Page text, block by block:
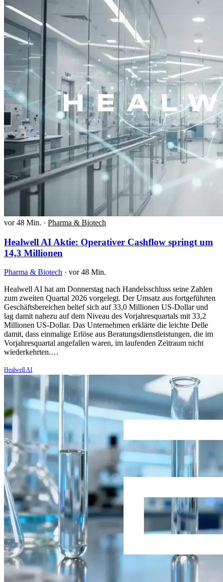
vor 48 Min. · Pharma & Biotech
Healwell AI Aktie: Operativer Cashflow springt um
14,3 Millionen
Pharma & Biotech · vor 48 Min.
Healwell AI hat am Donnerstag nach Handelsschluss seine Zahlen
zum zweiten Quartal 2026 vorgelegt. Der Umsatz aus fortgeführten
Geschäftsbereichen belief sich auf 33,0 Millionen US-Dollar und
lag damit nahezu auf dem Niveau des Vorjahresquartals mit 33,2
Millionen US-Dollar. Das Unternehmen erklärte die leichte Delle
damit, dass einmalige Erlöse aus Beratungsdienstleistungen, die im
Vorjahresquartal angefallen waren, im laufenden Zeitraum nicht
wiederkehrten.…
Healwell AI